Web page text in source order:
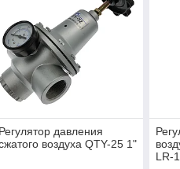
Регулятор давления
воздуха QTY-25 1"
LR-